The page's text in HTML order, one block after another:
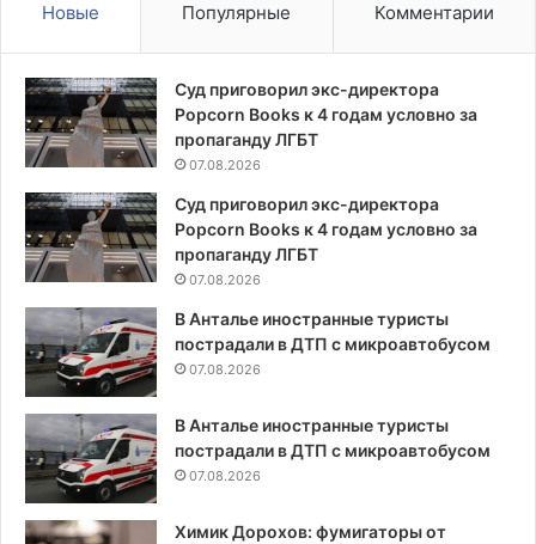
Новые Популярные Комментарии
Суд приговорил экс-директора
Popcorn Books к 4 годам условно за
пропаганду ЛГБТ
07.08.2026
Суд приговорил экс-директора
Popcorn Books к 4 годам условно за
пропаганду ЛГБТ
07.08.2026
В Анталье иностранные туристы
пострадали в ДТП с микроавтобусом
07.08.2026
В Анталье иностранные туристы
пострадали в ДТП с микроавтобусом
07.08.2026
Химик Дорохов: фумигаторы от